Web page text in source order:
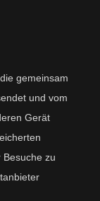
gemeinsam
und vom
Gerät
zu